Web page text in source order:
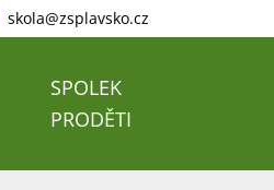
skola@zsplavsko.cz
SPOLEK
PRODĚTI